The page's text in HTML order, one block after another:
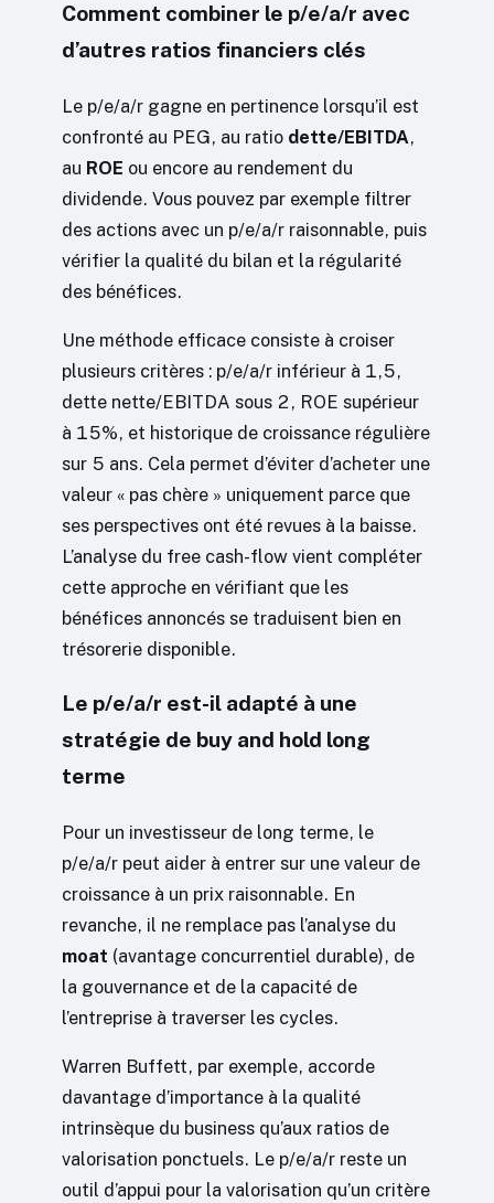
Comment combiner le p/e/a/r avec
d’autres ratios financiers clés
Le p/e/a/r gagne en pertinence lorsqu’il est
confronté au PEG, au ratio dette/EBITDA,
au ROE ou encore au rendement du
dividende. Vous pouvez par exemple filtrer
des actions avec un p/e/a/r raisonnable, puis
vérifier la qualité du bilan et la régularité
des bénéfices.
Une méthode efficace consiste à croiser
plusieurs critères : p/e/a/r inférieur à 1,5,
dette nette/EBITDA sous 2, ROE supérieur
à 15%, et historique de croissance régulière
sur 5 ans. Cela permet d’éviter d’acheter une
valeur « pas chère » uniquement parce que
ses perspectives ont été revues à la baisse.
L’analyse du free cash-flow vient compléter
cette approche en vérifiant que les
bénéfices annoncés se traduisent bien en
trésorerie disponible.
Le p/e/a/r est-il adapté à une
stratégie de buy and hold long
terme
Pour un investisseur de long terme, le
p/e/a/r peut aider à entrer sur une valeur de
croissance à un prix raisonnable. En
revanche, il ne remplace pas l’analyse du
moat (avantage concurrentiel durable), de
la gouvernance et de la capacité de
l’entreprise à traverser les cycles.
Warren Buffett, par exemple, accorde
davantage d’importance à la qualité
intrinsèque du business qu’aux ratios de
valorisation ponctuels. Le p/e/a/r reste un
outil d’appui pour la valorisation qu’un critère